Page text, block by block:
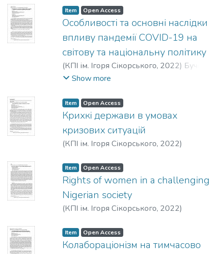
Item Open Access
Особливості та основні наслідки
впливу пандемії COVID-19 на
світову та національну політику
(КПІ ім. Ігоря Сікорського, 2022) Бучин,
М. А.;Ковальчук, А. Є.
Show more
Item Open Access
Крихкі держави в умовах
кризових ситуацій
(КПІ ім. Ігоря Сікорського, 2022)
Item Open Access
Rights of women in a challenging
Nigerian society
(КПІ ім. Ігоря Сікорського, 2022)
Item Open Access
Колабораціонізм на тимчасово